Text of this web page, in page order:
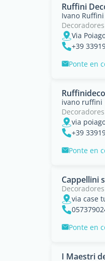
Ruffini
Ivano Ruffini
Via
+39
Ponte en
ivano ruffini
via
+39
Ponte en
Cappellini
via case
Ponte en
I Maestri